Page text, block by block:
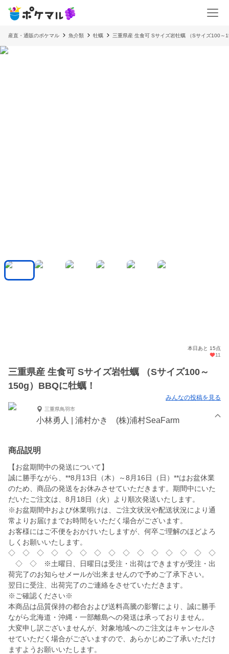
産直・通販のポケマル 魚介類 牡蠣 三重県産 生食可 Sサイズ岩牡蠣 （Sサイズ100～
本日あと 15点
11
三重県産 生食可 Sサイズ岩牡蠣 （Sサイズ100～
150g）BBQに牡蠣！
みんなの投稿を見る
三重県鳥羽市
小林勇人 | 浦村かき (株)浦村SeaFarm
商品説明
【お盆期間中の発送について】
誠に勝手ながら、**8月13日（木）～8月16日（日）**はお盆休業
のため、商品の発送をお休みさせていただきます。期間中にいた
だいたご注文は、8月18日（火）より順次発送いたします。
※お盆期間中および休業明けは、ご注文状況や配送状況により通
常よりお届けまでお時間をいただく場合がございます。
お客様にはご不便をおかけいたしますが、何卒ご理解のほどよろ
しくお願いいたします。
◇ ◇ ◇ ◇ ◇ ◇ ◇ ◇ ◇ ◇ ◇ ◇ ◇ ◇ ◇
◇ ◇ ※土曜日、日曜日は受注・出荷はできますが受注・出
荷完了のお知らせメールが出来ませんので予めご了承下さい。
翌日に受注、出荷完了のご連絡をさせていただきます。
※ご確認ください※
本商品は品質保持の都合および送料高騰の影響により、誠に勝手
ながら北海道・沖縄・一部離島への発送は承っておりません。
大変申し訳ございませんが、対象地域へのご注文はキャンセルさ
せていただく場合がございますので、あらかじめご了承いただけ
ますようお願いいたします。